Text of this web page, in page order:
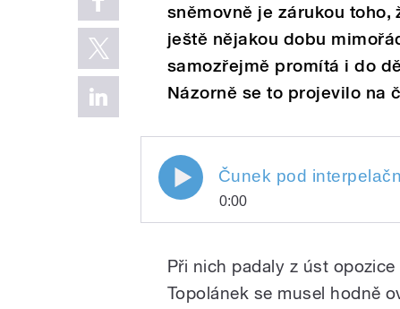
sněmovně je zárukou
ještě nějakou dobu
samozřejmě promítá i do
Názorně se to projevilo na
Čunek pod
0:00
Při nich padaly z úst
Topolánek se musel hodně